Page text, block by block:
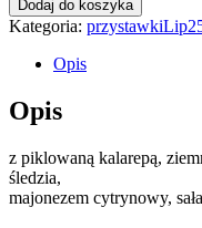
Dodaj do koszyka
Kategoria:
Opis
Opis
z piklowaną kalarepą,
śledzia,
majonezem cytrynowy,